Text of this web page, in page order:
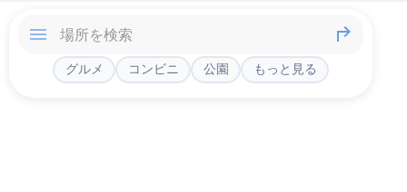
グルメ コンビニ 公園 もっと見る